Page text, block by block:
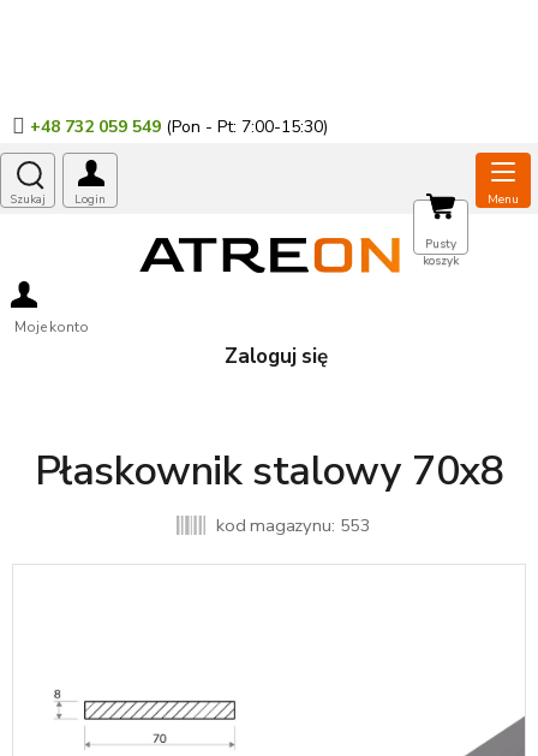
+48 732 059 549
Moje konto
Zaloguj się
KOSZYK
Pusty
koszyk
Płaskownik stalowy 70x8
kod magazynu: 553